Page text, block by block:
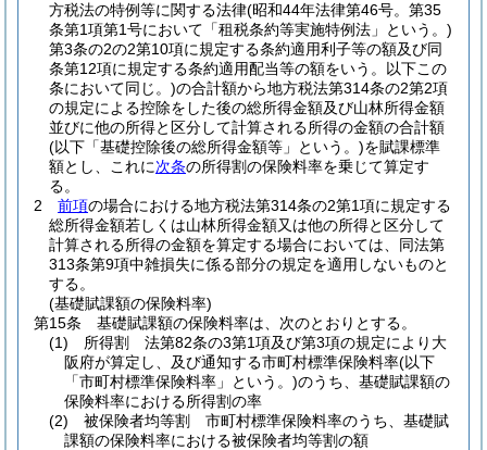
方税法の特例等に関する法律(昭和44年法律第46号。第35
条第1項第1号において「租税条約等実施特例法」という。)
第3条の2の2第10項に規定する条約適用利子等の額及び同
条第12項に規定する条約適用配当等の額をいう。以下この
条において同じ。)の合計額から地方税法第314条の2第2項
の規定による控除をした後の総所得金額及び山林所得金額
並びに他の所得と区分して計算される所得の金額の合計額
(以下「基礎控除後の総所得金額等」という。)を賦課標準
額とし、これに次条の所得割の保険料率を乗じて算定す
る。
2
前項の場合における地方税法第314条の2第1項に規定する
総所得金額若しくは山林所得金額又は他の所得と区分して
計算される所得の金額を算定する場合においては、同法第
313条第9項中雑損失に係る部分の規定を適用しないものと
する。
(基礎賦課額の保険料率)
第15条
基礎賦課額の保険料率は、次のとおりとする。
(1)
所得割 法第82条の3第1項及び第3項の規定により大
阪府が算定し、及び通知する市町村標準保険料率(以下
「市町村標準保険料率」という。)のうち、基礎賦課額の
保険料率における所得割の率
(2)
被保険者均等割 市町村標準保険料率のうち、基礎賦
課額の保険料率における被保険者均等割の額